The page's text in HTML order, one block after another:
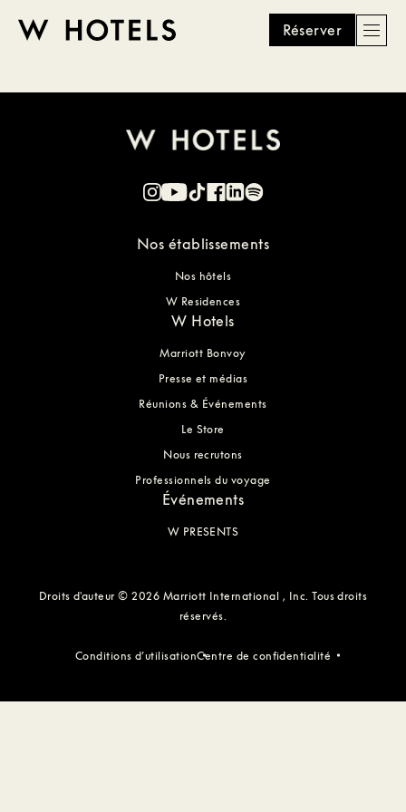
to
HOTELS
Réserver
Nos établissements
Nos hôtels
W Residences
W Hotels
Marriott Bonvoy
Presse et médias
Réunions & Événements
Le Store
Nous recrutons
Professionnels du voyage
Événements
W PRESENTS
Droits d'auteur © 2026 Marriott International , Inc. Tous droits
réservés.
Conditions d’utilisationCentre de confidentialité